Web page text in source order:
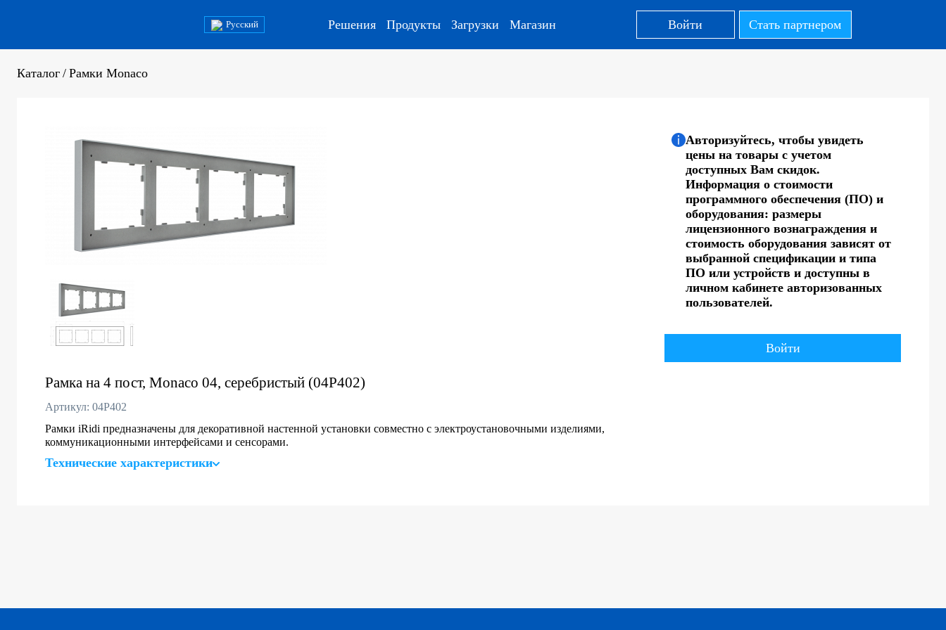
Русский Решения Продукты Загрузки Магазин Войти Стать партнером
Каталог / Рамки Monaco
Рамка на 4 пост, Monaco 04, серебристый (04P402)
Артикул: 04P402
Рамки iRidi предназначены для декоративной настенной установки совместно с электроустановочными изделиями,
коммуникационными интерфейсами и сенсорами.
Технические характеристики
Авторизуйтесь, чтобы увидеть
цены на товары с учетом
доступных Вам скидок.
Информация о стоимости
программного обеспечения (ПО) и
оборудования: размеры
лицензионного вознаграждения и
стоимость оборудования зависят от
выбранной спецификации и типа
ПО или устройств и доступны в
личном кабинете авторизованных
пользователей.
Войти